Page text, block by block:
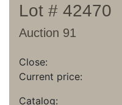
Lot # 42470
Auction 91
Close:
Current price:
Catalog: